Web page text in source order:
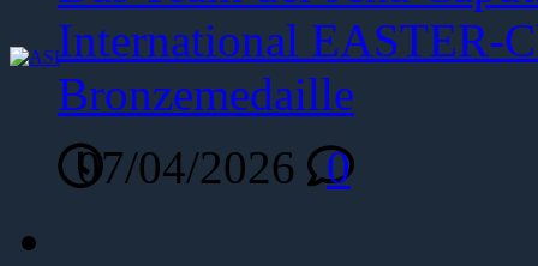
International EASTER-
Bronzemedaille
07/04/2026
0